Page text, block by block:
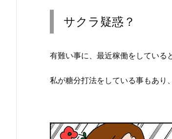
サクラ疑惑？
有難い事に、最近稼働をしている
私が糖分打法をしている事もあ